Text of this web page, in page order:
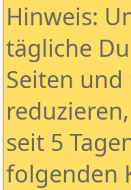
Hinweis:
tägliche
Seiten und
seit 5
folgenden